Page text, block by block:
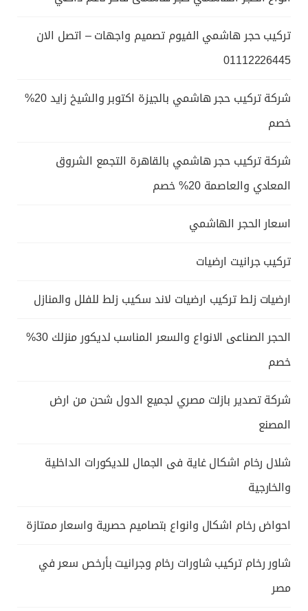
تركيب حجر هاشمي الفيوم تصميم واجهات – اتصل الان
01112226445
شركة تركيب حجر هاشمي بالجيزة اكتوبر والشيخ زايد 20%
خصم
شركة تركيب حجر هاشمي بالقاهرة التجمع الشروق
المعادي والعاصمة 20% خصم
اسعار الحجر الهاشمي
تركيب جرانيت ارضيات
ارضيات زلط تركيب ارضيات لاند سكيب زلط للفلل والمنازل
الحجر الصناعى الانواع والسعر المناسب لديكور منزلك 30%
خصم
شركة تصدير بازلت مصري لجميع الدول شحن من ارض
المصنع
شلال رخام اشكال غاية فى الجمال للديكورات الداخلية
والخارجية
احواض رخام اشكال وانواع بتصاميم حصرية واسعار ممتازة
شاور رخام تركيب شاورات رخام وجرانيت بأرخص سعر في
مصر